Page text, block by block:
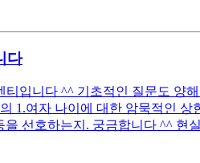
다
입니다 ^^ 기초적인 질문도 양
1.여자 나이에 대한 암묵적인
선호하는지. 궁금합니다 ^^